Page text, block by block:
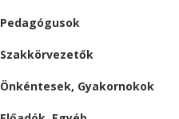
Pedagógusok
Szakkörvezetők
Önkéntesek, Gyakornokok